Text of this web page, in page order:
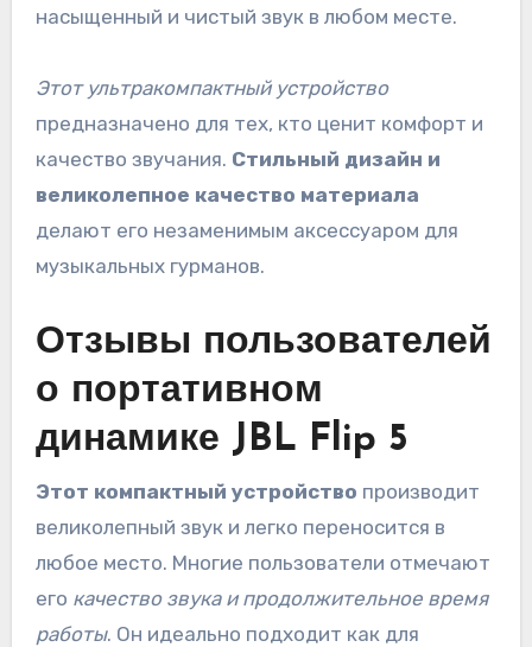
насыщенный и чистый звук в любом месте.
Этот ультракомпактный устройство
предназначено для тех, кто ценит комфорт и
качество звучания. Стильный дизайн и
великолепное качество материала
делают его незаменимым аксессуаром для
музыкальных гурманов.
Отзывы пользователей
о портативном
динамике JBL Flip 5
Этот компактный устройство производит
великолепный звук и легко переносится в
любое место. Многие пользователи отмечают
его качество звука и продолжительное время
работы. Он идеально подходит как для